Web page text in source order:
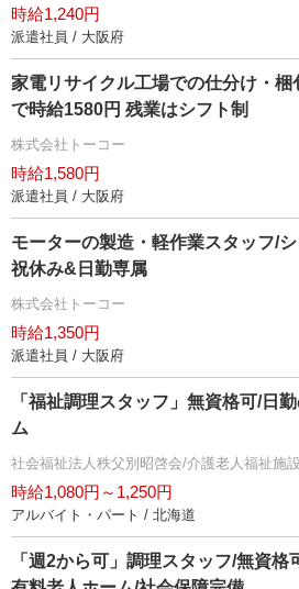
時給1,240円
派遣社員 / 大阪府
家電リサイクル工場での仕分け・
で時給1580円 残業はシフト制
株式会社トーコー
時給1,580円
派遣社員 / 大阪府
モーターの製造・軽作業スタッフ/
祝休み&日勤専属
株式会社トーコー
時給1,350円
派遣社員 / 大阪府
「福祉調理スタッフ」無資格可/日
ム
社会福祉法人秩父別昭啓会/介護老人福祉施
時給1,080円～1,250円
アルバイト・パート / 北海道
「週2から可」調理スタッフ/無資格